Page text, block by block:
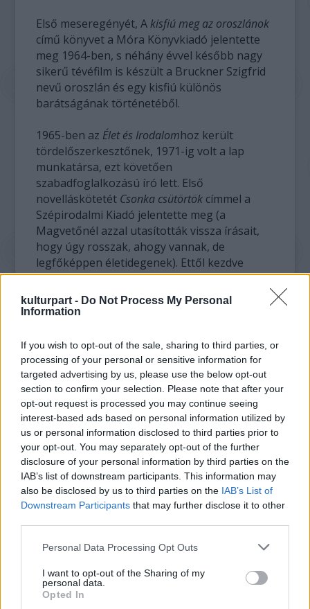
kulturpart - Do Not Process My Personal
Information
If you wish to opt-out of the sale, sharing to third parties, or
processing of your personal or sensitive information for
targeted advertising by us, please use the below opt-out
section to confirm your selection. Please note that after your
opt-out request is processed you may continue seeing
interest-based ads based on personal information utilized by
us or personal information disclosed to third parties prior to
your opt-out. You may separately opt-out of the further
disclosure of your personal information by third parties on the
IAB’s list of downstream participants. This information may
also be disclosed by us to third parties on the IAB’s List of
Downstream Participants that may further disclose it to other
Please note that this website/app uses one or more Google
not limited to your visit or usage behaviour. You may click to
grant or deny consent to Google and its third-party tags to
use your data for below specified purposes in below Google
Personal Data Processing Opt Outs
I want to opt-out of the Sharing of my
personal data.
Opted In
Első meseregényét, Akisfiú meg az oroszlánok
című könyvet a Móra Könyvkiadó jelentette
meg 1964-ben, s néhány évvel később nagy
sikerű tévéfilm is készült a Bruckner Szigfrid
nevű oroszlán és egy kisfiú különös
barátságának történetéből.
1965-ben az Élet és Irodalomhoz került
tördelőszerkesztőnek, 1971-ig volt a lap
munkatársa, ezt követően
szabadfoglalkozású író lett. Első
novelláskötetét Csonka csütörtök címmel a
Szépirodalmi Kiadó jelentette meg (a
Magvetőnél azzal utasították vissza írásait,
hogy úgy rosszak, ahogy vannak, de
legfőképpen életidegenek). Ettől kezdve
felváltva írt meséket és felnőtteknek szóló
novellákat, valamint hang- és bábjátékokat.
egyszerre a gyermek és a felnőtt
szemszögéből szemlélő látásmódja, sajátos
humora, nyelvének játékossága, ötletes
szócsavarásai. 1973-ban jelent meg aBuddha
szomorúcímű novellás, valamintA hétfejű
tündércímű mesekötete.
1979-ben látott napvilágot egyik
legnépszerűbb műve, aBerzsián és Dideki,
amelyben a főhősök nevét Fruzsina leányától
"kölcsönözte", e meseregényéért 1982-ben
című kötete, amelynek ötletes nevű
ráismerhettek bizonyos embertípusokra, a
különböző helyzetekben megnyilvánuló